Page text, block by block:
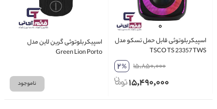
اسپیکر بلوتوثی قابل حمل تسکو مدل
TSCO TS 23357 TWS
15,850,000
2%
15,490,000
اسپیکر بلوتوثی گرین لاین مدل
Green Lion Porto
ناموجود